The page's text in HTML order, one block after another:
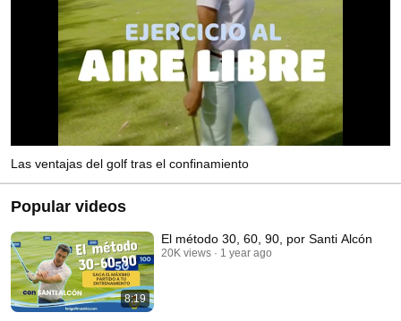
Las ventajas del golf tras el confinamiento
Popular videos
8:19
El método 30, 60, 90, por Santi Alcón
20K views 1 year ago